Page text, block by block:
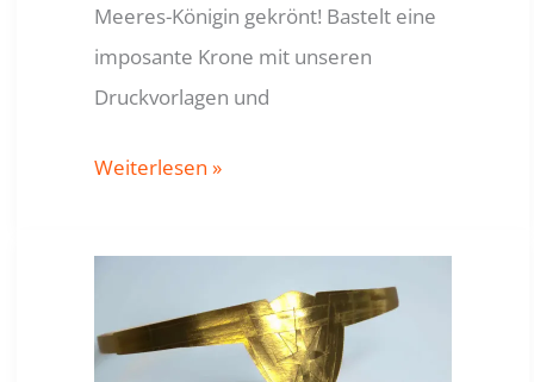
Meeres-Königin gekrönt! Bastelt eine
imposante Krone mit unseren
Druckvorlagen und
MEERJUNGFRAU
KRONE
Weiterlesen »